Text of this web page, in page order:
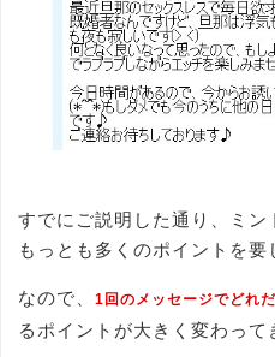
すでにご説明した通り、ミ
もっとも多くのポイントを要
なので、 1回のメッセージでどれ
るポイントが大きく変わって